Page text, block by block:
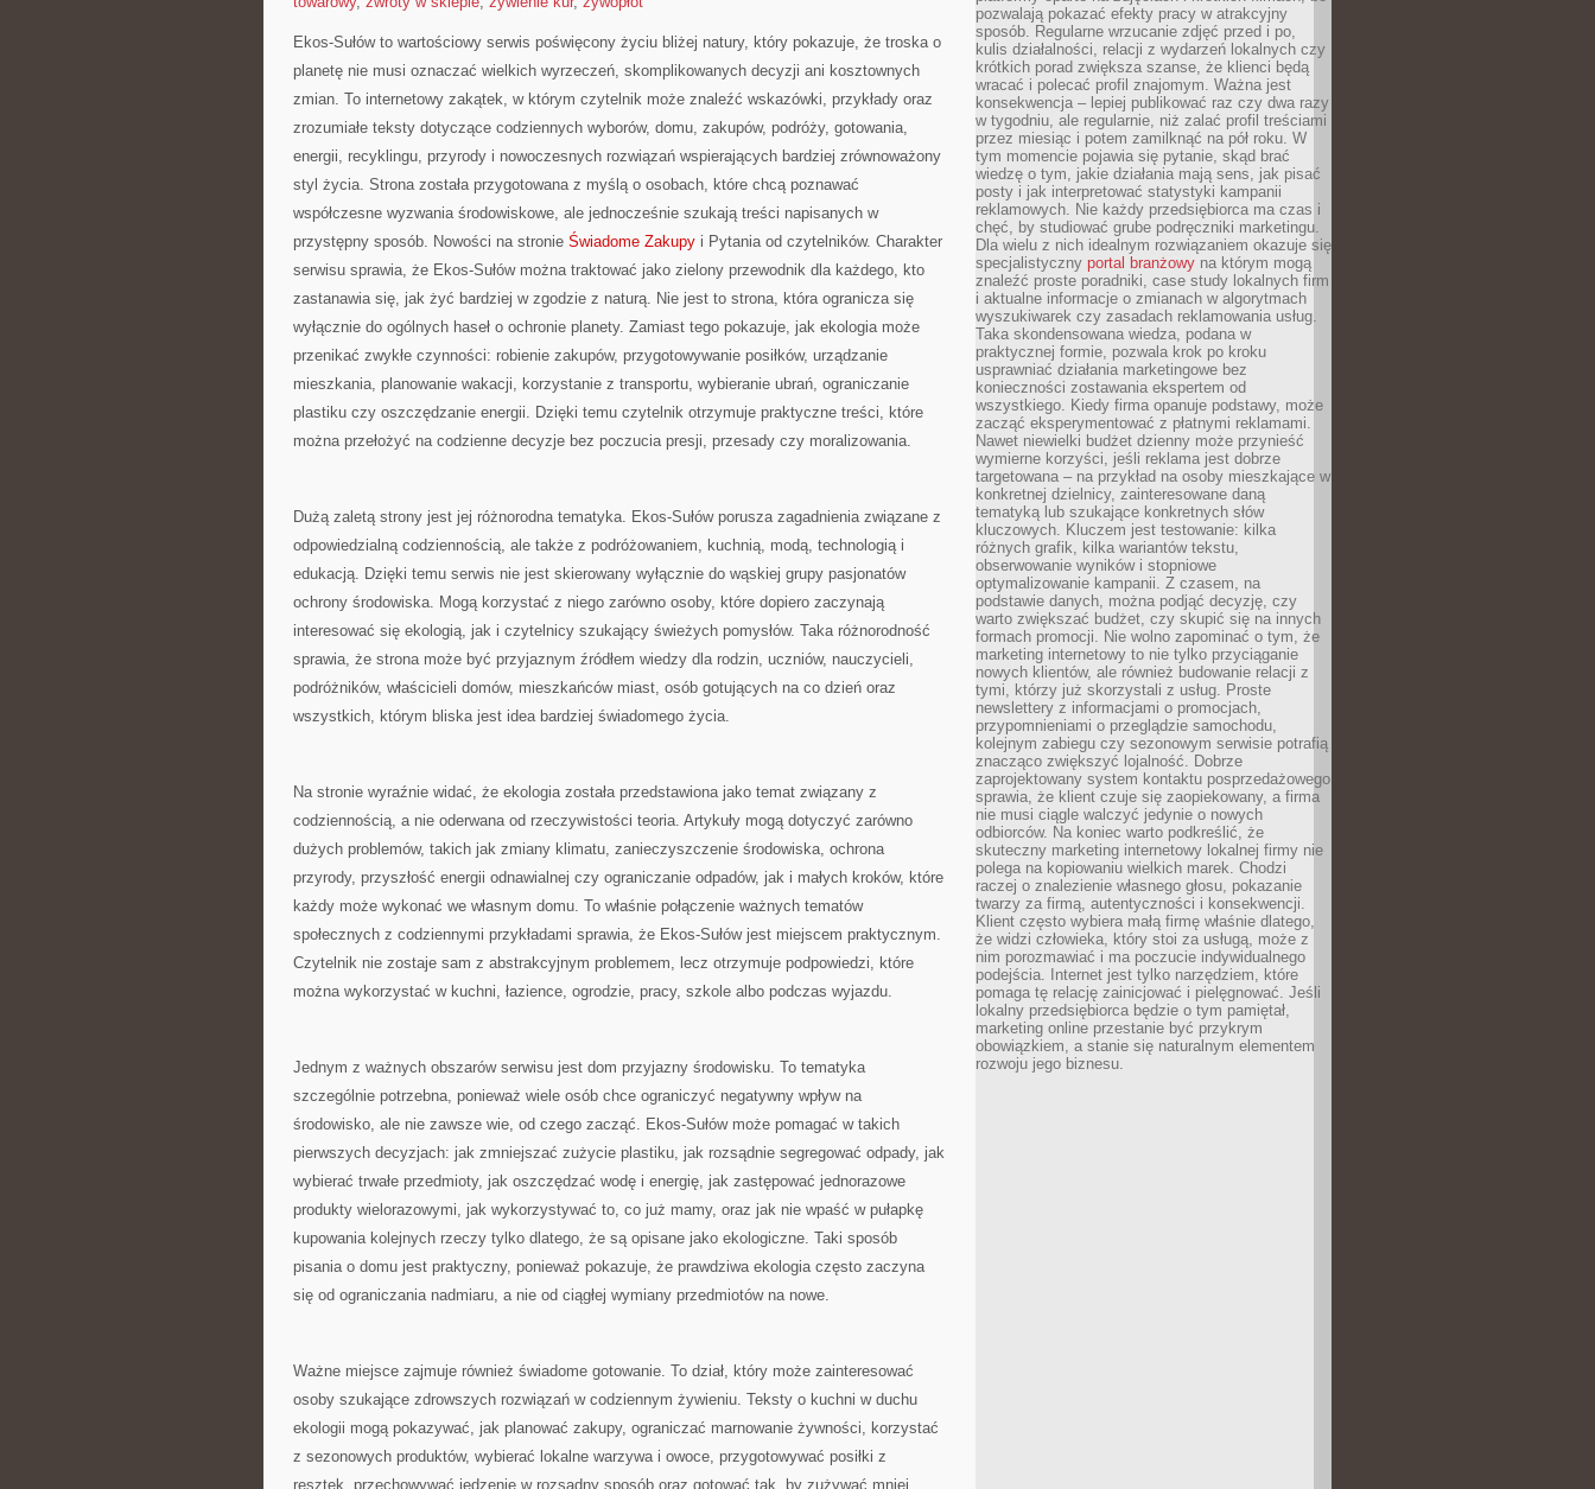
Ekos-Sułów to wartościowy serwis poświęcony życiu bliżej natury, który pokazuje, że troska o
planetę nie musi oznaczać wielkich wyrzeczeń, skomplikowanych decyzji ani kosztownych
zmian. To internetowy zakątek, w którym czytelnik może znaleźć wskazówki, przykłady oraz
zrozumiałe teksty dotyczące codziennych wyborów, domu, zakupów, podróży, gotowania,
energii, recyklingu, przyrody i nowoczesnych rozwiązań wspierających bardziej zrównoważony
styl życia. Strona została przygotowana z myślą o osobach, które chcą poznawać
współczesne wyzwania środowiskowe, ale jednocześnie szukają treści napisanych w
przystępny sposób. Nowości na stronie Świadome Zakupy i Pytania od czytelników. Charakter
serwisu sprawia, że Ekos-Sułów można traktować jako zielony przewodnik dla każdego, kto
zastanawia się, jak żyć bardziej w zgodzie z naturą. Nie jest to strona, która ogranicza się
wyłącznie do ogólnych haseł o ochronie planety. Zamiast tego pokazuje, jak ekologia może
przenikać zwykłe czynności: robienie zakupów, przygotowywanie posiłków, urządzanie
mieszkania, planowanie wakacji, korzystanie z transportu, wybieranie ubrań, ograniczanie
plastiku czy oszczędzanie energii. Dzięki temu czytelnik otrzymuje praktyczne treści, które
można przełożyć na codzienne decyzje bez poczucia presji, przesady czy moralizowania.
Dużą zaletą strony jest jej różnorodna tematyka. Ekos-Sułów porusza zagadnienia związane z
odpowiedzialną codziennością, ale także z podróżowaniem, kuchnią, modą, technologią i
edukacją. Dzięki temu serwis nie jest skierowany wyłącznie do wąskiej grupy pasjonatów
ochrony środowiska. Mogą korzystać z niego zarówno osoby, które dopiero zaczynają
interesować się ekologią, jak i czytelnicy szukający świeżych pomysłów. Taka różnorodność
sprawia, że strona może być przyjaznym źródłem wiedzy dla rodzin, uczniów, nauczycieli,
podróżników, właścicieli domów, mieszkańców miast, osób gotujących na co dzień oraz
wszystkich, którym bliska jest idea bardziej świadomego życia.
Na stronie wyraźnie widać, że ekologia została przedstawiona jako temat związany z
codziennością, a nie oderwana od rzeczywistości teoria. Artykuły mogą dotyczyć zarówno
dużych problemów, takich jak zmiany klimatu, zanieczyszczenie środowiska, ochrona
przyrody, przyszłość energii odnawialnej czy ograniczanie odpadów, jak i małych kroków, które
każdy może wykonać we własnym domu. To właśnie połączenie ważnych tematów
społecznych z codziennymi przykładami sprawia, że Ekos-Sułów jest miejscem praktycznym.
Czytelnik nie zostaje sam z abstrakcyjnym problemem, lecz otrzymuje podpowiedzi, które
można wykorzystać w kuchni, łazience, ogrodzie, pracy, szkole albo podczas wyjazdu.
Jednym z ważnych obszarów serwisu jest dom przyjazny środowisku. To tematyka
szczególnie potrzebna, ponieważ wiele osób chce ograniczyć negatywny wpływ na
środowisko, ale nie zawsze wie, od czego zacząć. Ekos-Sułów może pomagać w takich
pierwszych decyzjach: jak zmniejszać zużycie plastiku, jak rozsądnie segregować odpady, jak
wybierać trwałe przedmioty, jak oszczędzać wodę i energię, jak zastępować jednorazowe
produkty wielorazowymi, jak wykorzystywać to, co już mamy, oraz jak nie wpaść w pułapkę
kupowania kolejnych rzeczy tylko dlatego, że są opisane jako ekologiczne. Taki sposób
pisania o domu jest praktyczny, ponieważ pokazuje, że prawdziwa ekologia często zaczyna
się od ograniczania nadmiaru, a nie od ciągłej wymiany przedmiotów na nowe.
Ważne miejsce zajmuje również świadome gotowanie. To dział, który może zainteresować
osoby szukające zdrowszych rozwiązań w codziennym żywieniu. Teksty o kuchni w duchu
ekologii mogą pokazywać, jak planować zakupy, ograniczać marnowanie żywności, korzystać
z sezonowych produktów, wybierać lokalne warzywa i owoce, przygotowywać posiłki z
resztek, przechowywać jedzenie w rozsądny sposób oraz gotować tak, by zużywać mniej
pozwalają pokazać efekty pracy w atrakcyjny
sposób. Regularne wrzucanie zdjęć przed i po,
kulis działalności, relacji z wydarzeń lokalnych czy
krótkich porad zwiększa szanse, że klienci będą
wracać i polecać profil znajomym. Ważna jest
konsekwencja – lepiej publikować raz czy dwa razy
w tygodniu, ale regularnie, niż zalać profil treściami
przez miesiąc i potem zamilknąć na pół roku. W
tym momencie pojawia się pytanie, skąd brać
wiedzę o tym, jakie działania mają sens, jak pisać
posty i jak interpretować statystyki kampanii
reklamowych. Nie każdy przedsiębiorca ma czas i
chęć, by studiować grube podręczniki marketingu.
Dla wielu z nich idealnym rozwiązaniem okazuje się
specjalistyczny portal branżowy na którym mogą
znaleźć proste poradniki, case study lokalnych firm
i aktualne informacje o zmianach w algorytmach
wyszukiwarek czy zasadach reklamowania usług.
Taka skondensowana wiedza, podana w
praktycznej formie, pozwala krok po kroku
usprawniać działania marketingowe bez
konieczności zostawania ekspertem od
wszystkiego. Kiedy firma opanuje podstawy, może
zacząć eksperymentować z płatnymi reklamami.
Nawet niewielki budżet dzienny może przynieść
wymierne korzyści, jeśli reklama jest dobrze
targetowana – na przykład na osoby mieszkające w
konkretnej dzielnicy, zainteresowane daną
tematyką lub szukające konkretnych słów
kluczowych. Kluczem jest testowanie: kilka
różnych grafik, kilka wariantów tekstu,
obserwowanie wyników i stopniowe
optymalizowanie kampanii. Z czasem, na
podstawie danych, można podjąć decyzję, czy
warto zwiększać budżet, czy skupić się na innych
formach promocji. Nie wolno zapominać o tym, że
marketing internetowy to nie tylko przyciąganie
nowych klientów, ale również budowanie relacji z
tymi, którzy już skorzystali z usług. Proste
newslettery z informacjami o promocjach,
przypomnieniami o przeglądzie samochodu,
kolejnym zabiegu czy sezonowym serwisie potrafią
znacząco zwiększyć lojalność. Dobrze
zaprojektowany system kontaktu posprzedażowego
sprawia, że klient czuje się zaopiekowany, a firma
nie musi ciągle walczyć jedynie o nowych
odbiorców. Na koniec warto podkreślić, że
skuteczny marketing internetowy lokalnej firmy nie
polega na kopiowaniu wielkich marek. Chodzi
raczej o znalezienie własnego głosu, pokazanie
twarzy za firmą, autentyczności i konsekwencji.
Klient często wybiera małą firmę właśnie dlatego,
że widzi człowieka, który stoi za usługą, może z
nim porozmawiać i ma poczucie indywidualnego
podejścia. Internet jest tylko narzędziem, które
pomaga tę relację zainicjować i pielęgnować. Jeśli
lokalny przedsiębiorca będzie o tym pamiętał,
marketing online przestanie być przykrym
obowiązkiem, a stanie się naturalnym elementem
rozwoju jego biznesu.